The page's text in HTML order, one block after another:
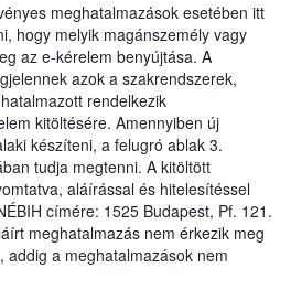
meghatalmazások esetében itt
hogy melyik magánszemély vagy
az e-kérelem benyújtása. A
azok a szakrendszerek,
rendelkezik
kitöltésére. Amennyiben új
készíteni, a felugró ablak 3.
tudja megtenni. A kitöltött
aláírással és hitelesítéssel
címére: 1525 Budapest, Pf. 121.
meghatalmazás nem érkezik meg
addig a meghatalmazások nem